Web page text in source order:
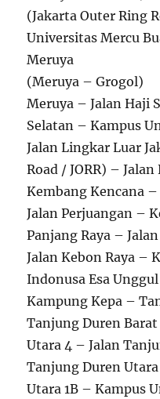
(Jakarta Outer Ring
Universitas Mercu
Meruya
(Meruya – Grogol)
Meruya – Jalan Haji
Selatan – Kampus
Jalan Lingkar Luar
Road / JORR) –
Kembang Kencana
Jalan Perjuangan –
Panjang Raya –
Jalan Kebon Raya –
Indonusa Esa
Kampung Kepa –
Tanjung Duren
Utara 4 – Jalan
Tanjung Duren
Utara 1B – Kampus